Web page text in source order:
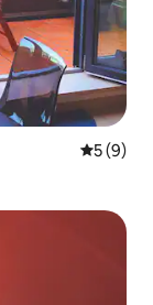
5 de
5 (9)